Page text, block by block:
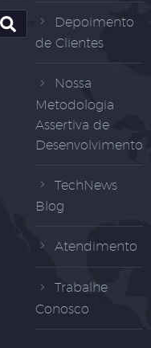
Depoimento
de Clientes
Nossa
Metodologia
Assertiva de
Desenvolvimento
TechNews
Blog
Atendimento
Trabalhe
Conosco